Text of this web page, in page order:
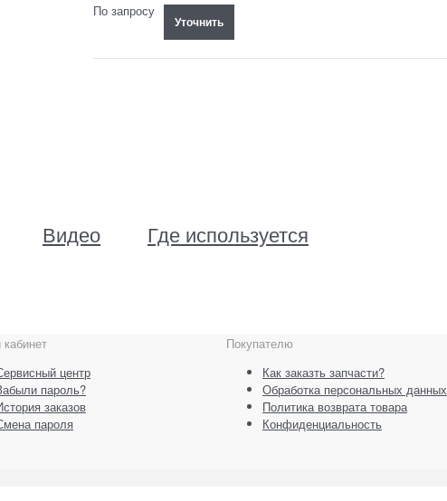
По запросу
Уточнить
Видео Где используется
центр
пароль?
заказов
пароля
Покупателю
Как заказть запчасти?
Обработка персональных данных
Политика возврата товара
Конфиденциальность